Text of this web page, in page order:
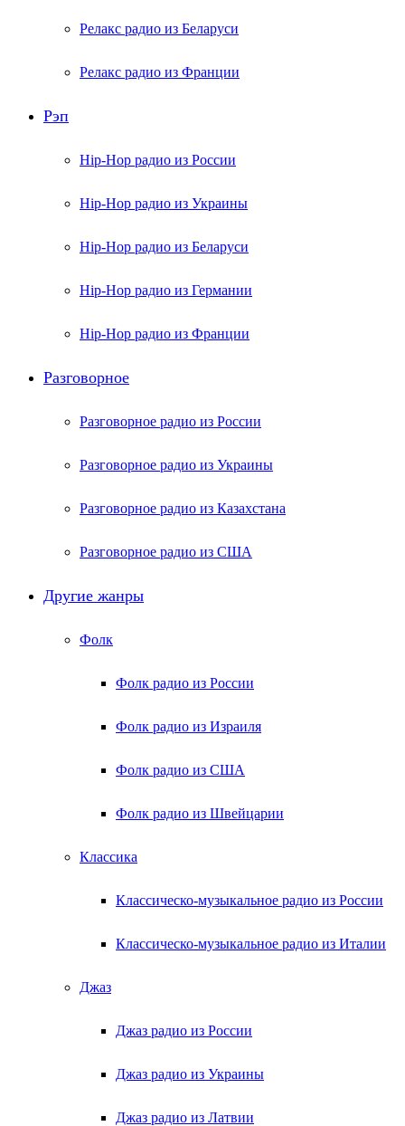
Релакс радио из Беларуси
Релакс радио из Франции
Рэп
Hip-Hop радио из России
Hip-Hop радио из Украины
Hip-Hop радио из Беларуси
Hip-Hop радио из Германии
Hip-Hop радио из Франции
Разговорное
Разговорное радио из России
Разговорное радио из Украины
Разговорное радио из Казахстана
Разговорное радио из США
Другие жанры
Фолк
Фолк радио из России
Фолк радио из Израиля
Фолк радио из США
Фолк радио из Швейцарии
Классика
Классическо-музыкальное радио из России
Классическо-музыкальное радио из Италии
Джаз
Джаз радио из России
Джаз радио из Украины
Джаз радио из Латвии